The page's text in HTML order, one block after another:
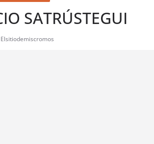
SATRÚSTEGUI
Elsitiodemiscromos